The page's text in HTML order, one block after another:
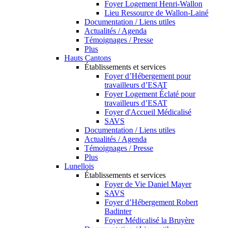
Foyer Logement Henri-Wallon
Lieu Ressource de Wallon-Lainé
Documentation / Liens utiles
Actualités / Agenda
Témoignages / Presse
Plus
Hauts Cantons
Établissements et services
Foyer d’Hébergement pour
travailleurs d’ESAT
Foyer Logement Éclaté pour
travailleurs d’ESAT
Foyer d'Accueil Médicalisé
SAVS
Documentation / Liens utiles
Actualités / Agenda
Témoignages / Presse
Plus
Lunellois
Établissements et services
Foyer de Vie Daniel Mayer
SAVS
Foyer d’Hébergement Robert
Badinter
Foyer Médicalisé la Bruyère